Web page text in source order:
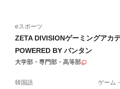
eスポーツ
ZETA DIVISIONゲーミングアカ
POWERED BY バンタン
大学部・専門部・高等部
韓国語 ゲーム